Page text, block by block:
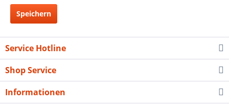
Speichern
Service Hotline
Shop Service
Informationen